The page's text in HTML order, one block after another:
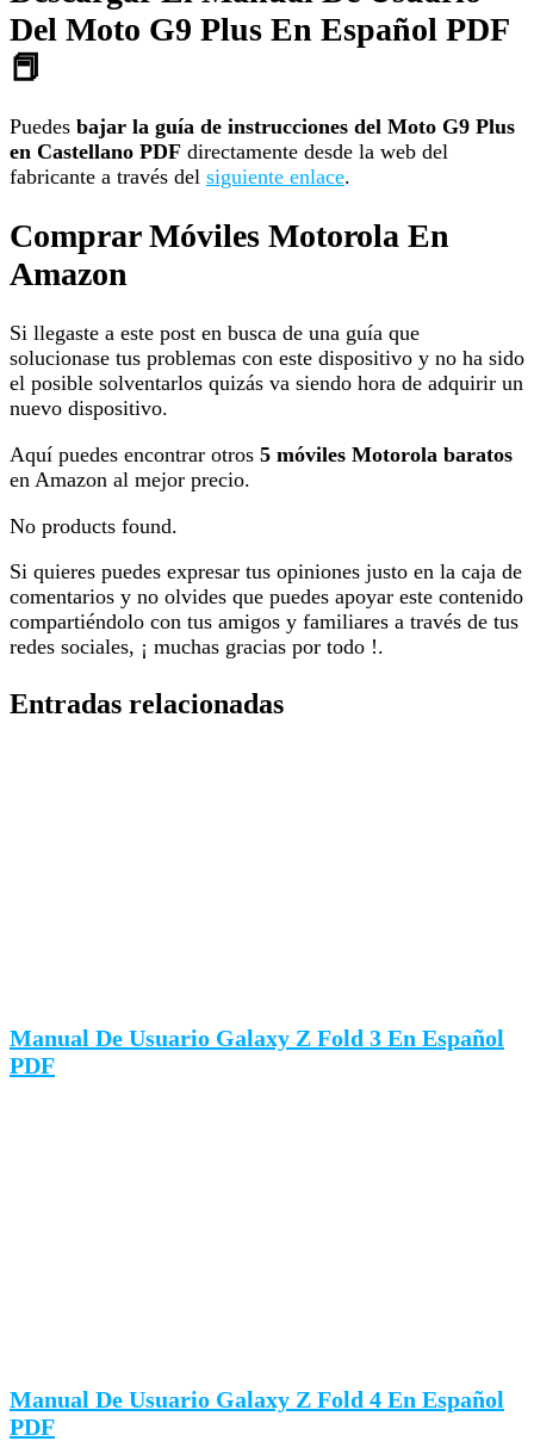
Del Moto G9 Plus En Español PDF
📕
Puedes bajar la guía de instrucciones del Moto G9 Plus
en Castellano PDF directamente desde la web del
fabricante a través del siguiente enlace.
Comprar Móviles Motorola En
Amazon
Si llegaste a este post en busca de una guía que
solucionase tus problemas con este dispositivo y no ha sido
el posible solventarlos quizás va siendo hora de adquirir un
nuevo dispositivo.
Aquí puedes encontrar otros 5 móviles Motorola baratos
en Amazon al mejor precio.
No products found.
Si quieres puedes expresar tus opiniones justo en la caja de
comentarios y no olvides que puedes apoyar este contenido
compartiéndolo con tus amigos y familiares a través de tus
redes sociales, ¡ muchas gracias por todo !.
Entradas relacionadas
Manual De Usuario Galaxy Z Fold 3 En Español
PDF
Manual De Usuario Galaxy Z Fold 4 En Español
PDF